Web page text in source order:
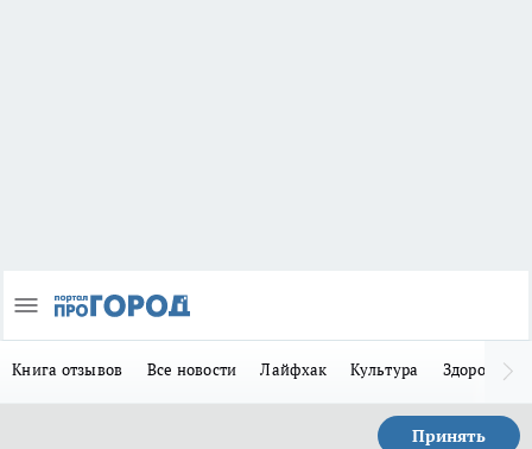
Книга отзывов Все новости Лайфхак Культура Здоровье
Принять